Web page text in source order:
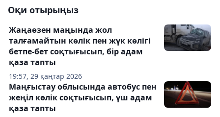
Оқи отырыңыз
19:57, 29 қаңтар 2026
Жаңаөзен маңында жол
талғамайтын көлік пен жүк көлігі
бетпе-бет соқтығысып, бір адам
қаза тапты
Маңғыстау облысында автобус пен
жеңіл көлік соқтығысып, үш адам
қаза тапты